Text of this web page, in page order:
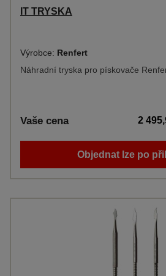
IT TRYSKA
Výrobce: Renfert
Náhradní tryska pro pískovače
Vaše cena 2
Objednat lze po